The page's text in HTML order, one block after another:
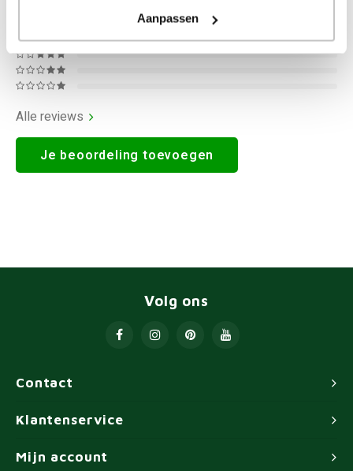
Aanpassen
Alle reviews
Je beoordeling toevoegen
Contact
Volg ons
Klantenservice
Mijn account